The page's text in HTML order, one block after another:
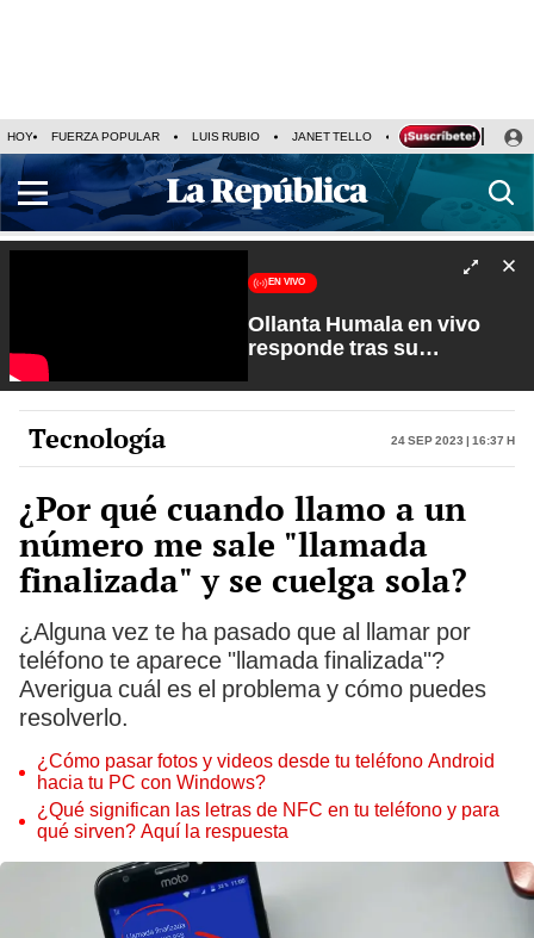
HOY FUERZA POPULAR LUIS RUBIO JANET TELLO PRECIO DEL DÓLAR
EN VIVO
Ollanta Humala en vivo
responde tras su
con Rosa María Palacios
Tecnología 24 Sep 2023 | 16:37 h
¿Por qué cuando llamo a un
número me sale "llamada
finalizada" y se cuelga sola?
¿Alguna vez te ha pasado que al llamar por
teléfono te aparece "llamada finalizada"?
Averigua cuál es el problema y cómo puedes
resolverlo.
¿Cómo pasar fotos y videos desde tu teléfono Android
hacia tu PC con Windows?
¿Qué significan las letras de NFC en tu teléfono y para
qué sirven? Aquí la respuesta